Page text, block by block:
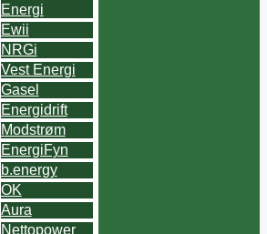
Energi
Ewii
NRGi
Vest Energi
Gasel
Energidrift
Modstrøm
EnergiFyn
b.energy
OK
Aura
Nettopower